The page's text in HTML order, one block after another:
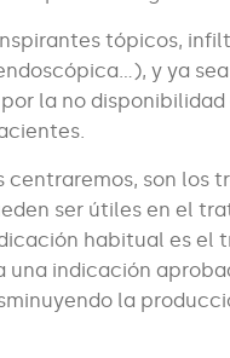
tópicos,
y ya
la no
son los
ser útiles en el
habitual es el
una indicación
la